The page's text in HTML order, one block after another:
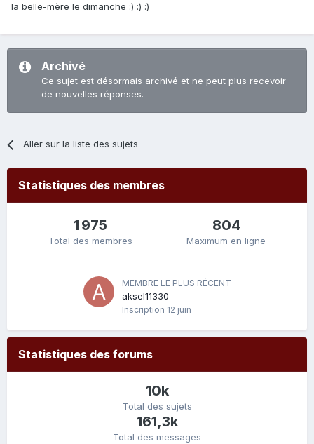
la belle-mère le dimanche :) :) :)
Archivé
Ce sujet est désormais archivé et ne peut plus recevoir
de nouvelles réponses.
Aller sur la liste des sujets
Statistiques des membres
1 975
Total des membres
804
Maximum en ligne
MEMBRE LE PLUS RÉCENT
aksel11330
Inscription 12 juin
Statistiques des forums
10k
Total des sujets
161,3k
Total des messages